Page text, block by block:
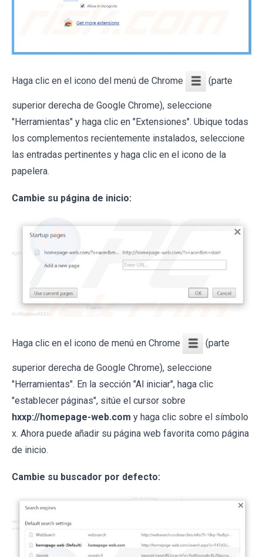
Haga clic en el icono del menú de Chrome (parte
superior derecha de Google Chrome), seleccione
"Herramientas" y haga clic en "Extensiones". Ubique todas
los complementos recientemente instalados, seleccione
las entradas pertinentes y haga clic en el icono de la
papelera.
Cambie su página de inicio:
Haga clic en el icono de menú en Chrome (parte
superior derecha de Google Chrome), seleccione
"Herramientas". En la sección "Al iniciar", haga clic
"establecer páginas", sitúe el cursor sobre
hxxp://homepage-web.com y haga clic sobre el símbolo
x. Ahora puede añadir su página web favorita como página
de inicio.
Cambie su buscador por defecto: